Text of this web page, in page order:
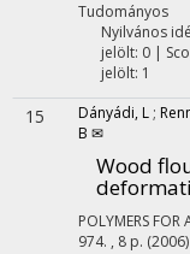
Tudományos
Nyilvános
jelölt: 0 |
jelölt: 1
15 Dányádi, L ;
B ✉
Wood
POLYMERS
974. , 8 p. (2006)